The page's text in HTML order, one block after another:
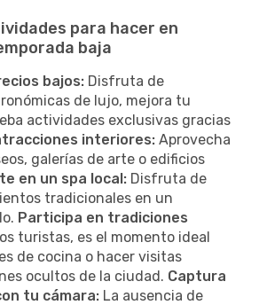
para hacer en
baja
bajos: Disfruta de
de lujo, mejora tu
actividades exclusivas gracias
interiores: Aprovecha
galerías de arte o edificios
en un spa local: Disfruta de
tradicionales en un
Participa en tradiciones
turistas, es el momento ideal
de cocina o hacer visitas
ocultos de la ciudad. Captura
tu cámara: La ausencia de